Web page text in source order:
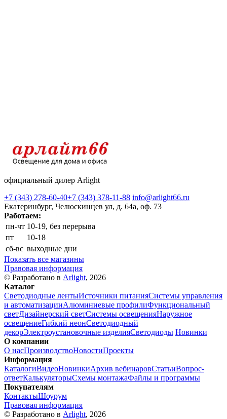
официальный дилер Arlight
+7 (343) 278-60-40+7 (343) 378-11-88 info@arlight66.ru
Екатеринбург, Челюскинцев ул, д. 64а, оф. 73
Работаем:
пн-чт 10-19, без перерыва
пт
10-18
сб-вс выходные дни
Показать все магазины
Правовая информация
© Разработано в Arlight, 2026
Каталог
Светодиодные лентыИсточники питанияСистемы управления
и автоматизацииАлюминиевые профилиФункциональный
светДизайнерский светСистемы освещенияНаружное
освещениеГибкий неонСветодиодный
декорЭлектроустановочные изделияСветодиоды Новинки
О компании
О насПроизводствоНовостиПроекты
Информация
КаталогиВидеоНовинкиАрхив вебинаровСтатьиВопрос-
ответКалькуляторыСхемы монтажаФайлы и программы
Покупателям
КонтактыШоурум
Правовая информация
© Разработано в Arlight, 2026